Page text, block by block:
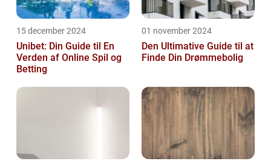
15 december 2024
Unibet: Din Guide til En
Verden af Online Spil og
Betting
01 november 2024
Den Ultimative Guide til at
Finde Din Drømmebolig